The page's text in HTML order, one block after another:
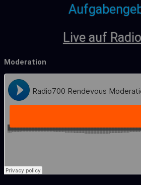
Live auf
Moderation